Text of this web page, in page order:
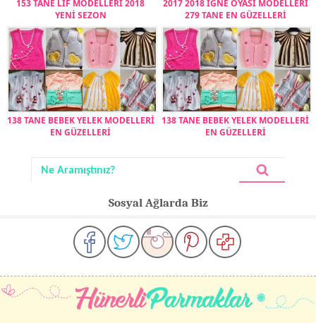
153 TANE LİF MODELLERİ 2018
YENİ SEZON
2017 2018 İĞNE OYASI MODELLERİ
279 TANE EN GÜZELLERİ
138 TANE BEBEK YELEK MODELLERİ
EN GÜZELLERİ
138 TANE BEBEK YELEK MODELLERİ
EN GÜZELLERİ
Sosyal Ağlarda Biz